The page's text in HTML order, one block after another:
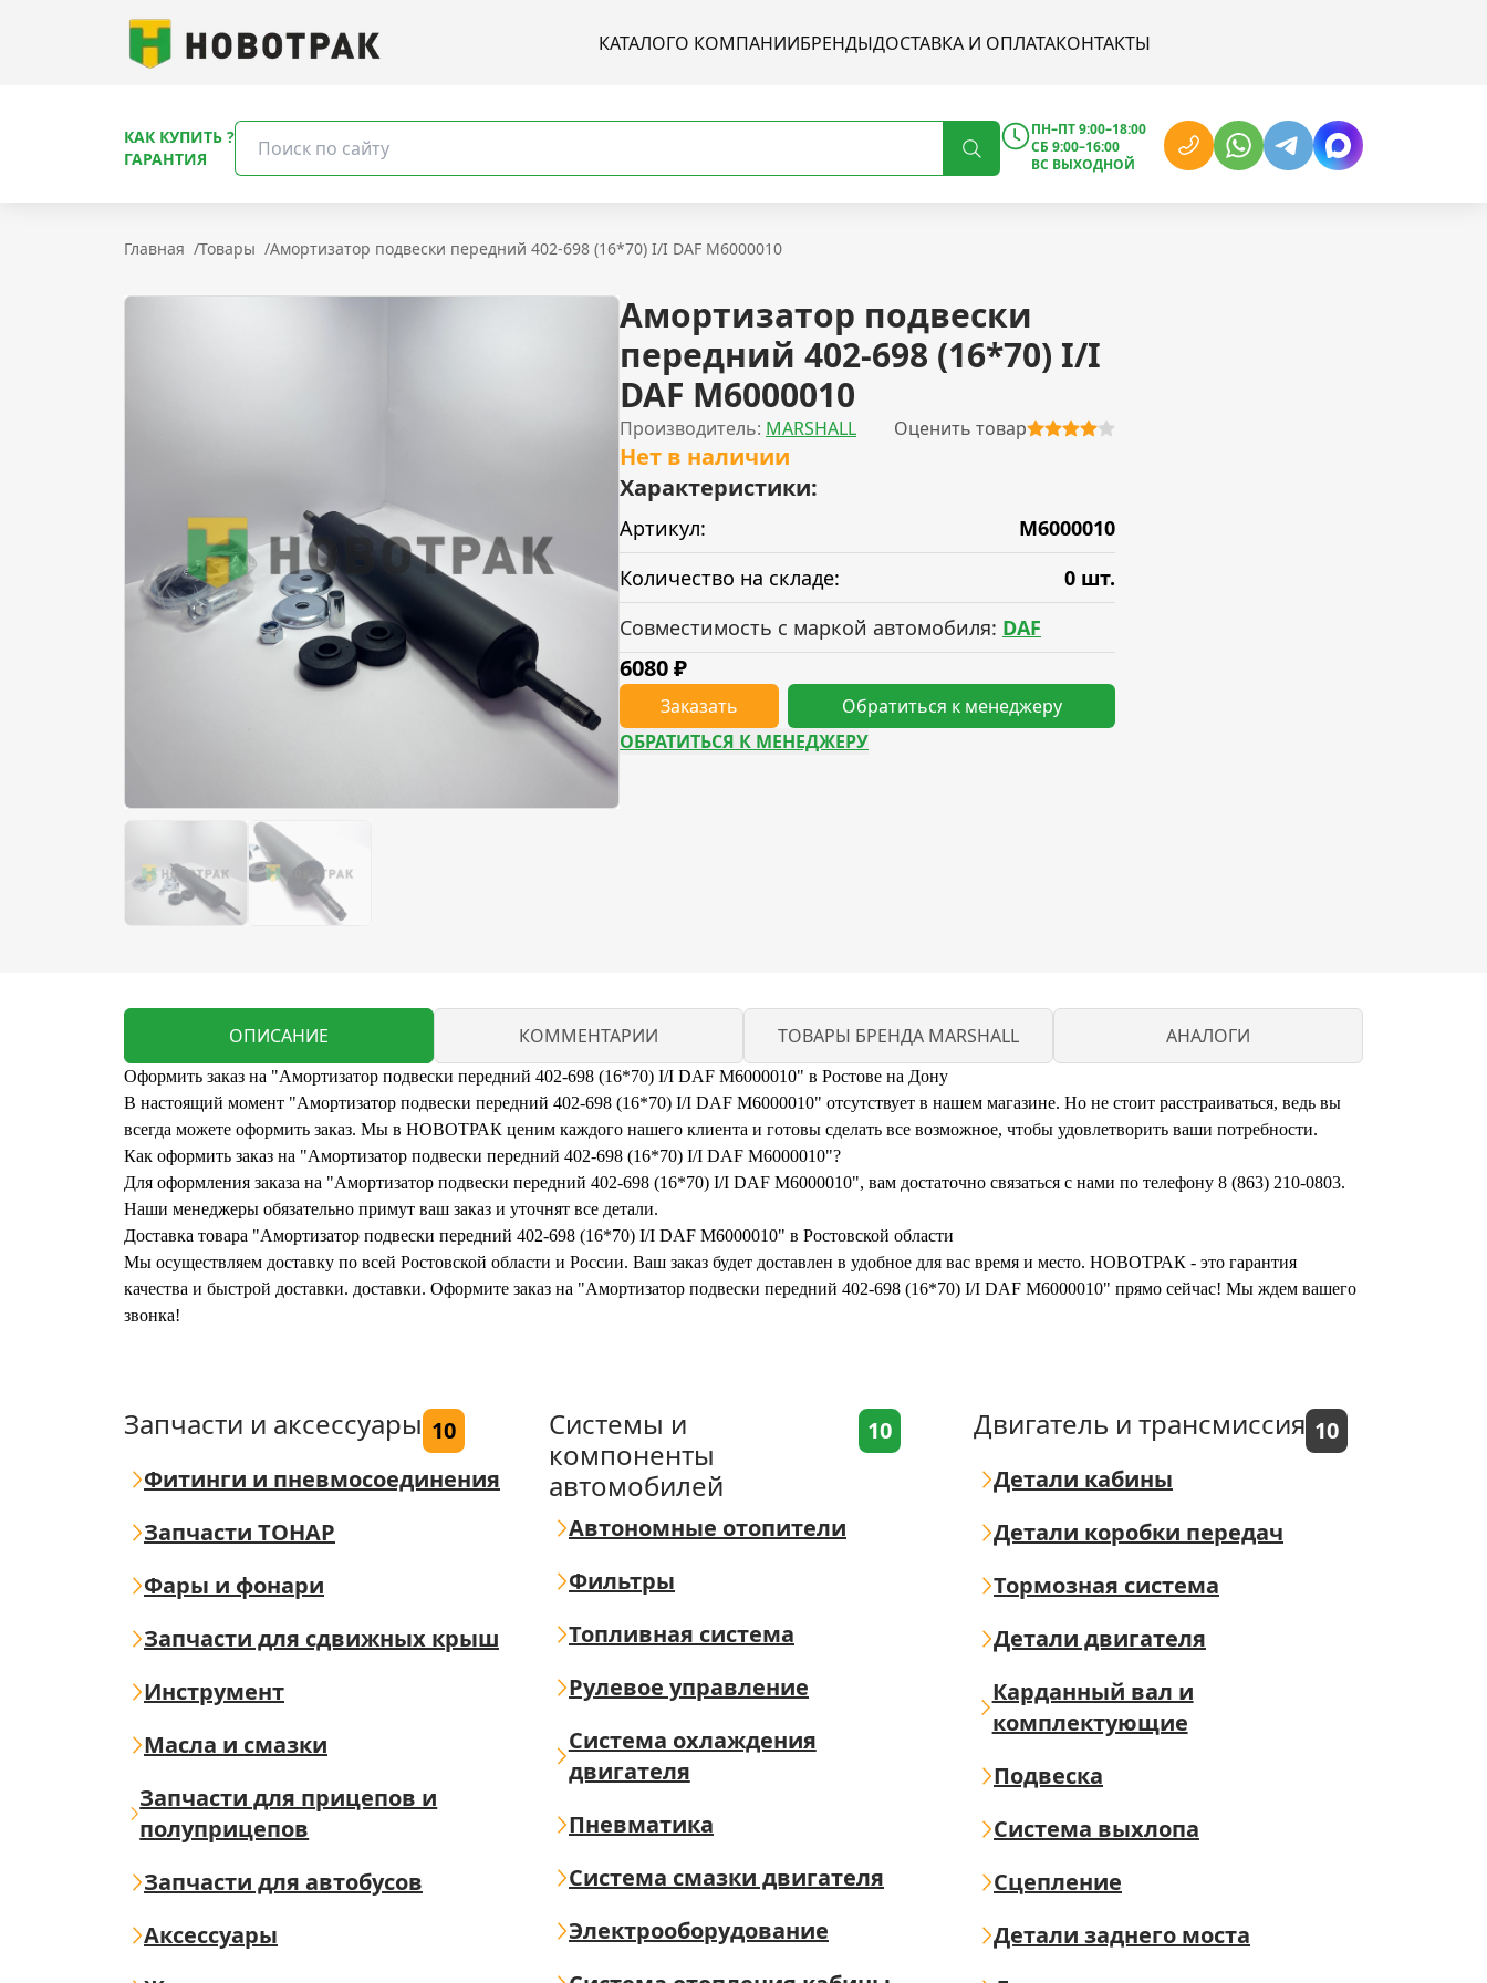
КАТАЛОГО КОМПАНИИБРЕНДЫДОСТАВКА И ОПЛАТАКОНТАКТЫ
КАК КУПИТЬ ?
ГАРАНТИЯ
ПН–ПТ 9:00–18:00
СБ 9:00–16:00
ВС ВЫХОДНОЙ
Главная /Товары /Амортизатор подвески передний 402-698 (16*70) I/I DAF M6000010
Амортизатор подвески
передний 402-698 (16*70) I/I
DAF M6000010
Производитель: MARSHALL Оценить товар
Нет в наличии
Характеристики:
Артикул:
M6000010
Количество на складе:
0 шт.
Совместимость с маркой автомобиля: DAF
6080₽
Заказать
Обратиться к менеджеру
ОБРАТИТЬСЯ К МЕНЕДЖЕРУ
ОПИСАНИЕ КОММЕНТАРИИ ТОВАРЫ БРЕНДА MARSHALL АНАЛОГИ
Оформить заказ на "Амортизатор подвески передний 402-698 (16*70) I/I DAF M6000010" в Ростове на Дону
В настоящий момент "Амортизатор подвески передний 402-698 (16*70) I/I DAF M6000010" отсутствует в нашем магазине. Но не стоит расстраиваться, ведь вы
всегда можете оформить заказ. Мы в НОВОТРАК ценим каждого нашего клиента и готовы сделать все возможное, чтобы удовлетворить ваши потребности.
Как оформить заказ на "Амортизатор подвески передний 402-698 (16*70) I/I DAF M6000010"?
Для оформления заказа на "Амортизатор подвески передний 402-698 (16*70) I/I DAF M6000010", вам достаточно связаться с нами по телефону 8 (863) 210-0803.
Наши менеджеры обязательно примут ваш заказ и уточнят все детали.
Доставка товара "Амортизатор подвески передний 402-698 (16*70) I/I DAF M6000010" в Ростовской области
Мы осуществляем доставку по всей Ростовской области и России. Ваш заказ будет доставлен в удобное для вас время и место. НОВОТРАК - это гарантия
качества и быстрой доставки. доставки. Оформите заказ на "Амортизатор подвески передний 402-698 (16*70) I/I DAF M6000010" прямо сейчас! Мы ждем вашего
звонка!
Запчасти и аксессуары 10
Фитинги и пневмосоединения
Запчасти ТОНАР
Фары и фонари
Запчасти для сдвижных крыш
Инструмент
Масла и смазки
Запчасти для прицепов и
полуприцепов
Запчасти для автобусов
Аксессуары
Системы и
компоненты
автомобилей
10
Автономные отопители
Фильтры
Топливная система
Рулевое управление
Система охлаждения
двигателя
Пневматика
Система смазки двигателя
Электрооборудование
Двигатель и трансмиссия 10
Детали кабины
Детали коробки передач
Тормозная система
Детали двигателя
Карданный вал и
комплектующие
Подвеска
Система выхлопа
Сцепление
Детали заднего моста